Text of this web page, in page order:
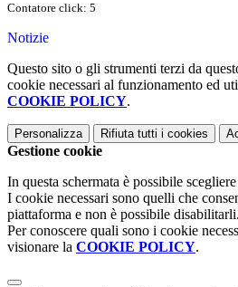
Contatore click: 5
Notizie
Questo sito o gli strumenti terzi da
cookie necessari al funzionamento ed
COOKIE POLICY.
Personalizza Rifiuta tutti i cookies
Gestione cookie
In questa schermata è possibile
I cookie necessari sono quelli che
piattaforma e non è possibile disabilitarli.
Per conoscere quali sono i cookie
visionare la COOKIE POLICY.